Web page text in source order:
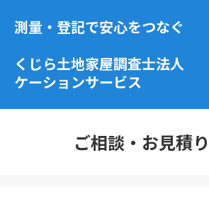
測量・登記で安心をつなぐ
くじら土地家屋調査士法人
ケーションサービス
ご相談・お見積